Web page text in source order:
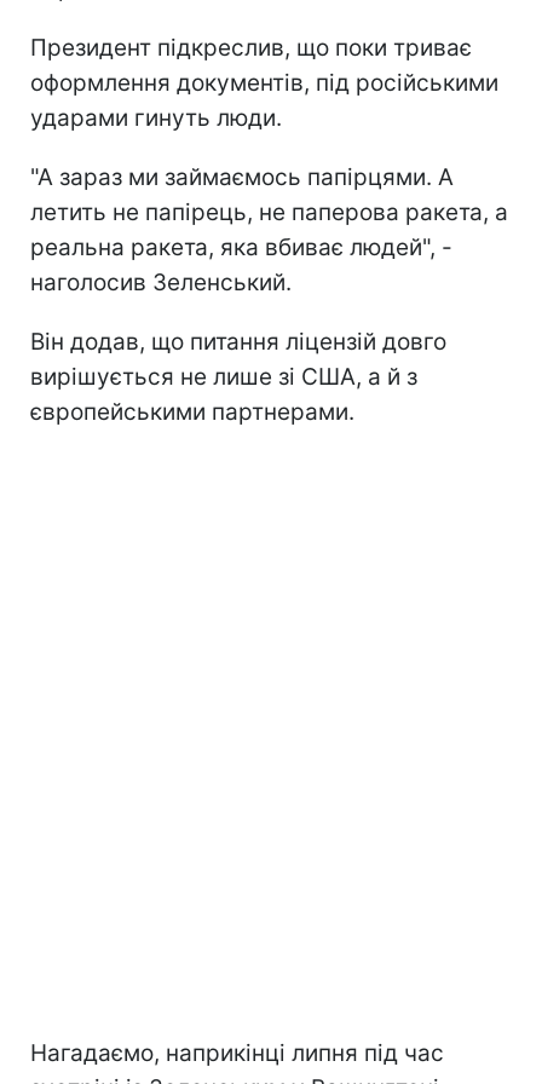
Президент підкреслив, що поки триває
оформлення документів, під російськими
ударами гинуть люди.
"А зараз ми займаємось папірцями. А
летить не папірець, не паперова ракета, а
реальна ракета, яка вбиває людей", -
наголосив Зеленський.
Він додав, що питання ліцензій довго
вирішується не лише зі США, а й з
європейськими партнерами.
Нагадаємо, наприкінці липня під час